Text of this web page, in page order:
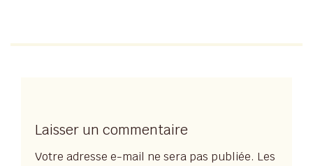
Laisser un commentaire
Votre adresse e-mail ne sera pas publiée. Les